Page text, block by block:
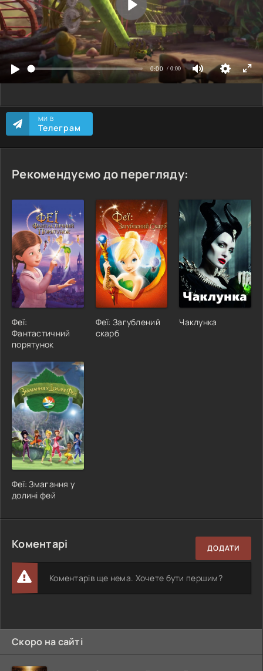
МИ В
Телеграм
Рекомендуємо до перегляду:
Феї:
Фантастичний
порятунок
Феї: Загублений
скарб
Чаклунка
Феї: Змагання у
долині фей
Коментарі ДОДАТИ
Коментарів ще нема. Хочете бути першим?
Скоро на сайті